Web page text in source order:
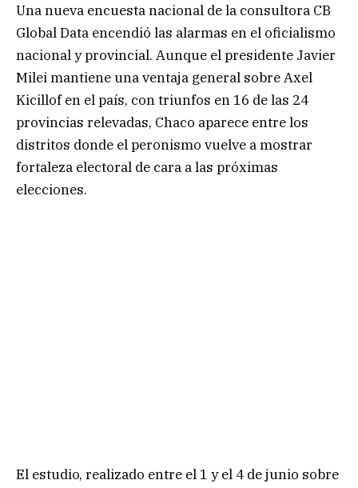
Una nueva encuesta nacional de la consultora CB
Global Data encendió las alarmas en el oficialismo
nacional y provincial. Aunque el presidente Javier
Milei mantiene una ventaja general sobre Axel
Kicillof en el país, con triunfos en 16 de las 24
provincias relevadas, Chaco aparece entre los
distritos donde el peronismo vuelve a mostrar
fortaleza electoral de cara a las próximas
elecciones.
El estudio, realizado entre el 1 y el 4 de junio sobre